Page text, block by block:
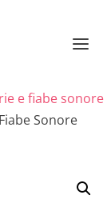
e fiabe sonore
Sonore